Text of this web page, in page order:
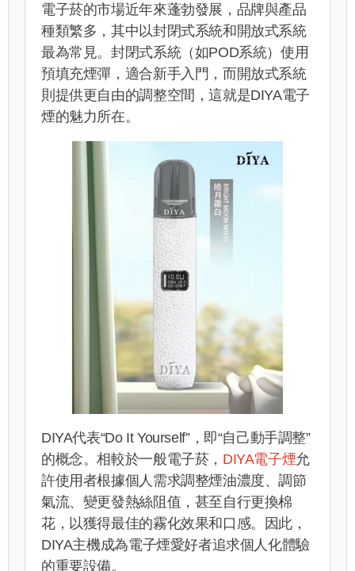
電子菸的市場近年來蓬勃發展，品牌與產品
種類繁多，其中以封閉式系統和開放式系統
最為常見。封閉式系統（如POD系統）使用
預填充煙彈，適合新手入門，而開放式系統
則提供更自由的調整空間，這就是DIYA電子
煙的魅力所在。
DIYA代表“Do It Yourself”，即“自己動手調整”
的概念。相較於一般電子菸， DIYA電子煙允
許使用者根據個人需求調整煙油濃度、調節
氣流、變更發熱絲阻值，甚至自行更換棉
花，以獲得最佳的霧化效果和口感。因此，
DIYA主機成為電子煙愛好者追求個人化體驗
的重要設備。